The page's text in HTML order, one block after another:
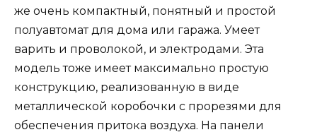
же очень компактный, понятный и простой
полуавтомат для дома или гаража. Умеет
варить и проволокой, и электродами. Эта
модель тоже имеет максимально простую
конструкцию, реализованную в виде
металлической коробочки с прорезями для
обеспечения притока воздуха. На панели